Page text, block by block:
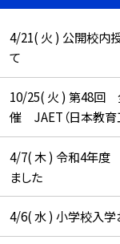
4/21( 火 ) 公開校内
て
10/25( 火 ) 第48回
催 JAET（日本教育
4/7( 木 ) 令和4年度
ました
4/6( 水 ) 小学校入学